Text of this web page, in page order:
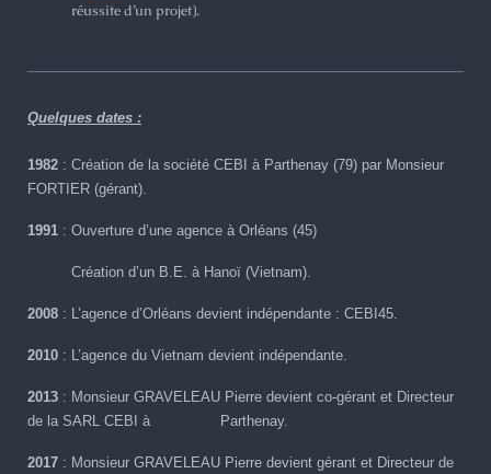
réussite d’un projet).
Quelques dates :
1982 : Création de la société CEBI à Parthenay (79) par Monsieur
FORTIER (gérant).
1991 : Ouverture d’une agence à Orléans (45)
Création d’un B.E. à Hanoï (Vietnam).
2008 : L’agence d’Orléans devient indépendante : CEBI45.
2010 : L’agence du Vietnam devient indépendante.
2013 : Monsieur GRAVELEAU Pierre devient co-gérant et Directeur
de la SARL CEBI à Parthenay.
2017 : Monsieur GRAVELEAU Pierre devient gérant et Directeur de